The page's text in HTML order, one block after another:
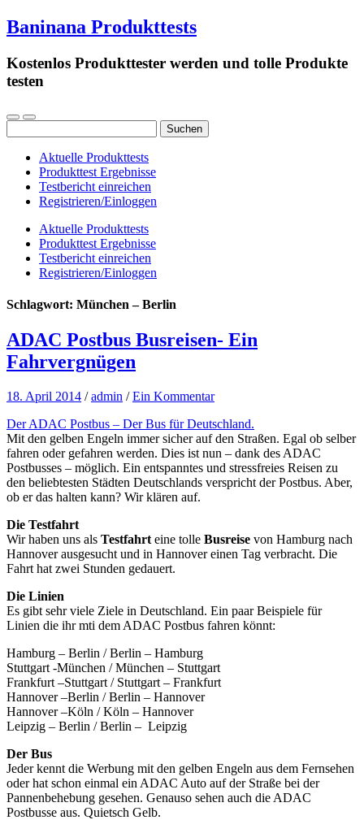
Baninana Produkttests
Kostenlos Produkttester werden und tolle Produkte
testen
nach:
Aktuelle Produkttests
Produkttest Ergebnisse
Testbericht einreichen
Registrieren/Einloggen
Aktuelle Produkttests
Produkttest Ergebnisse
Testbericht einreichen
Registrieren/Einloggen
Schlagwort: München – Berlin
ADAC Postbus Busreisen- Ein
Fahrvergnügen
18. April 2014 /admin /Ein Kommentar
Der ADAC Postbus – Der Bus für Deutschland.
Mit den gelben Engeln immer sicher auf den Straßen. Egal ob selber
fahren oder gefahren werden. Dies ist nun – dank des ADAC
Postbusses – möglich. Ein entspanntes und stressfreies Reisen zu
den beliebtesten Städten Deutschlands verspricht der Postbus. Aber,
ob er das halten kann? Wir klären auf.
Die Testfahrt
Wir haben uns als Testfahrt eine tolle Busreise von Hamburg nach
Hannover ausgesucht und in Hannover einen Tag verbracht. Die
Fahrt hat zwei Stunden gedauert.
Die Linien
Es gibt sehr viele Ziele in Deutschland. Ein paar Beispiele für
Linien die ihr mti dem ADAC Postbus fahren könnt:
Hamburg – Berlin / Berlin – Hamburg
Stuttgart -München / München – Stuttgart
Frankfurt –Stuttgart / Stuttgart – Frankfurt
Hannover –Berlin / Berlin – Hannover
Hannover –Köln / Köln – Hannover
Leipzig – Berlin / Berlin – Leipzig
Der Bus
Jeder kennt die Werbung mit den gelben Engeln aus dem Fernsehen
oder hat schon einmal ein ADAC Auto auf der Straße bei der
Pannenbehebung gesehen. Genauso sehen auch die ADAC
Postbusse aus. Quietsch Gelb.